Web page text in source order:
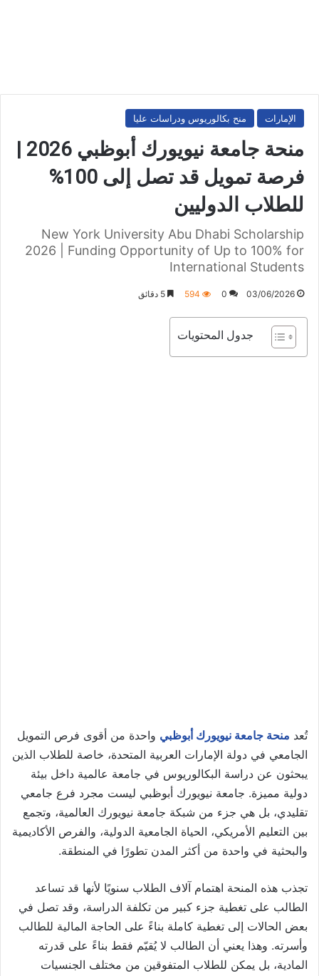
الإمارات منح بكالوريوس ودراسات عليا
منحة جامعة نيويورك أبوظبي 2026 |
فرصة تمويل قد تصل إلى 100%
للطلاب الدوليين
New York University Abu Dhabi Scholarship
2026 | Funding Opportunity of Up to 100% for
International Students
03/06/2026
0
594
جدول المحتويات
تُعد منحة جامعة نيويورك أبوظبي واحدة من أقوى فرص التمويل
الجامعي في دولة الإمارات العربية المتحدة، خاصة للطلاب الذين
يبحثون عن دراسة البكالوريوس في جامعة عالمية داخل بيئة
دولية مميزة. جامعة نيويورك أبوظبي ليست مجرد فرع جامعي
تقليدي، بل هي جزء من شبكة جامعة نيويورك العالمية، وتجمع
بين التعليم الأمريكي، الحياة الجامعية الدولية، والفرص الأكاديمية
والبحثية في واحدة من أكثر المدن تطورًا في المنطقة.
تجذب هذه المنحة اهتمام آلاف الطلاب سنويًا لأنها قد تساعد
الطالب على تغطية جزء كبير من تكلفة الدراسة، وقد تصل في
بعض الحالات إلى تغطية كاملة بناءً على الحاجة المالية للطالب
وأسرته. وهذا يعني أن الطالب لا يُقيّم فقط بناءً على قدرته
المادية، بل يمكن للطلاب المتفوقين من مختلف الجنسيات